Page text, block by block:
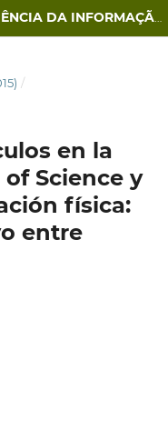
PESQUISA BRASILEIRA EM CIÊNCIA DA INFORMAÇÃO E BIBLIOTECONOMIA
/
en la
Science y
física:
entre